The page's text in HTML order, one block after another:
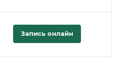
Запись онлайн